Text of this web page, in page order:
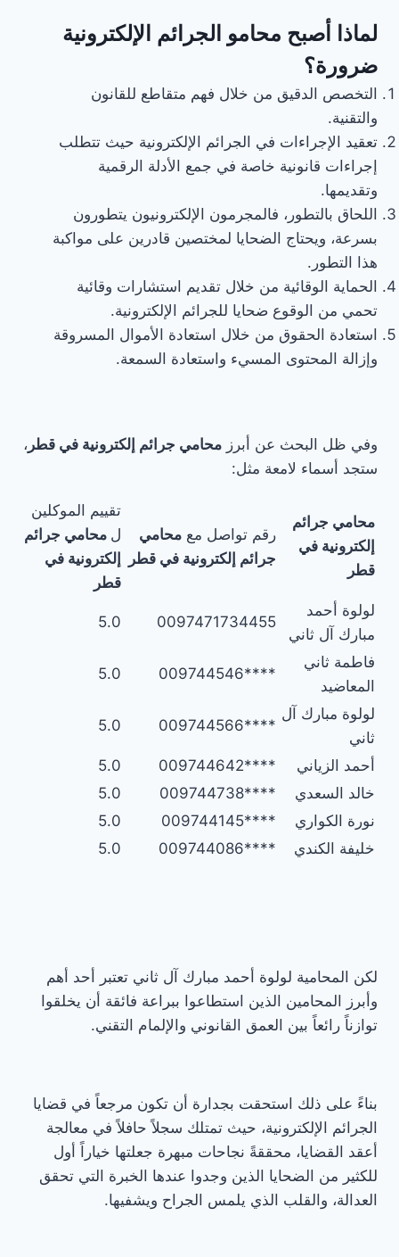
لماذا أصبح محامو الجرائم الإلكترونية
ضرورة؟
التخصص الدقيق من خلال فهم متقاطع للقانون
والتقنية.
تعقيد الإجراءات في الجرائم الإلكترونية حيث تتطلب
إجراءات قانونية خاصة في جمع الأدلة الرقمية
وتقديمها.
اللحاق بالتطور، فالمجرمون الإلكترونيون يتطورون
بسرعة، ويحتاج الضحايا لمختصين قادرين على مواكبة
هذا التطور.
الحماية الوقائية من خلال تقديم استشارات وقائية
تحمي من الوقوع ضحايا للجرائم الإلكترونية.
استعادة الحقوق من خلال استعادة الأموال المسروقة
وإزالة المحتوى المسيء واستعادة السمعة.
وفي ظل البحث عن أبرز محامي جرائم إلكترونية في قطر ،
ستجد أسماء لامعة مثل:
محامي جرائم
إلكترونية في
قطر
رقم تواصل مع محامي
جرائم إلكترونية في قطر
تقييم الموكلين
ل محامي جرائم
إلكترونية في
قطر
لولوة أحمد
مبارك آل ثاني
0097471734455
5.0
فاطمة ثاني
المعاضيد
****009744546
5.0
لولوة مبارك آل
ثاني
****009744566
5.0
أحمد الزياني ****009744642
5.0
خالد السعدي
****009744738
5.0
نورة الكواري
****009744145
5.0
خليفة الكندي
****009744086
5.0
لكن المحامية لولوة أحمد مبارك آل ثاني تعتبر أحد أهم
وأبرز المحامين الذين استطاعوا ببراعة فائقة أن يخلقوا
توازناً رائعاً بين العمق القانوني والإلمام التقني.
بناءً على ذلك استحقت بجدارة أن تكون مرجعاً في قضايا
الجرائم الإلكترونية، حيث تمتلك سجلاً حافلاً في معالجة
أعقد القضايا، محققةً نجاحات مبهرة جعلتها خياراً أول
للكثير من الضحايا الذين وجدوا عندها الخبرة التي تحقق
العدالة، والقلب الذي يلمس الجراح ويشفيها.